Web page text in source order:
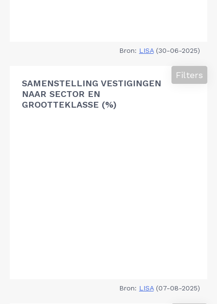
Bron: LISA(30-06-2025)
SAMENSTELLING VESTIGINGEN
NAAR SECTOR EN
GROOTTEKLASSE (%)
Filters
Bron: LISA(07-08-2025)